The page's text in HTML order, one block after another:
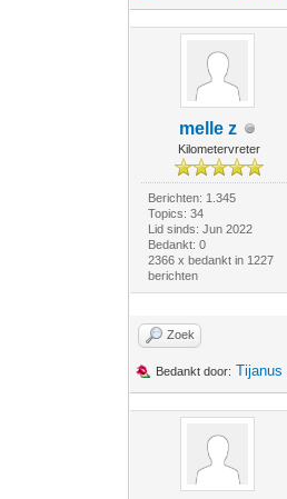
melle z
Kilometervreter
Berichten: 1.345
Topics: 34
Lid sinds: Jun 2022
Bedankt: 0
2366 x bedankt in 1227
berichten
Zoek
Bedankt door: Tijanus